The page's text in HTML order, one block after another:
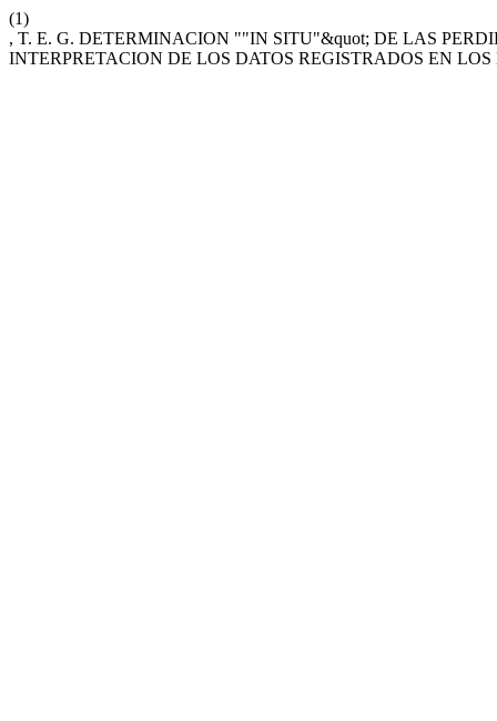
(1)
, T. E. G. DETERMINACION ""IN SITU"&quot; DE LAS
INTERPRETACION DE LOS DATOS REGISTRADOS EN